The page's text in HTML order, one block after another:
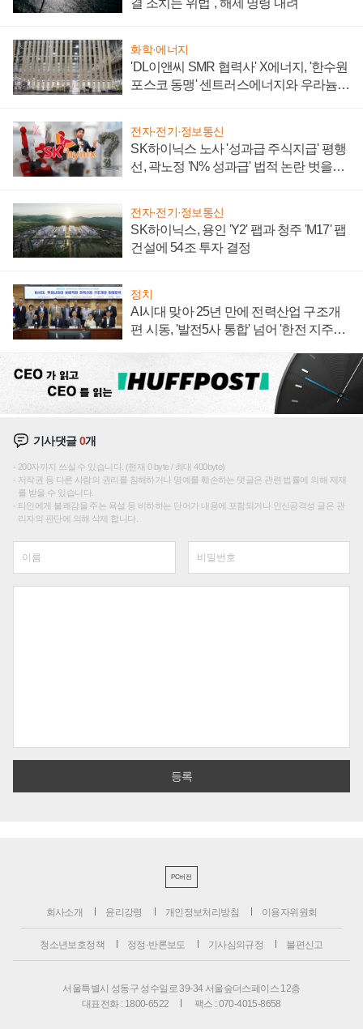
결 조치는 위법", 해제 명령 내려
화학·에너지
'DL이앤씨 SMR 협력사' X에너지, '한수원
포스코 동맹' 센트러스에너지와 우라늄
전자·전기·정보통신
SK하이닉스 노사 '성과급 주식지급' 평행
선, 곽노정 'N% 성과급' 법적 논란 벗을지
전자·전기·정보통신
SK하이닉스, 용인 'Y2' 팹과 청주 'M17' 팹
건설에 54조 투자 결정
정치
AI시대 맞아 25년 만에 전력산업 구조개
편 시동, '발전5사 통합' 넘어 '한전 지주사'
기사댓글0개
200자까지 쓰실 수 있습니다. (현재 0 byte / 최대 400byte)
저작권 등 다른 사람의 권리를 침해하거나 명예를 훼손하는 댓글은 관련 법률에 의해 제재
를 받을 수 있습니다.
타인에게 불쾌감을 주는 욕설 등 비하하는 단어가 내용에 포함되거나 인신공격성 글은 관
리자의 판단에 의해 삭제 합니다.
PC버전
회사소개 윤리강령 개인정보처리방침 이용자위원회
청소년보호정책 정정·반론보도 기사심의규정 불편신고
서울특별시 성동구 성수일로 39-34 서울숲더스페이스 12층
대표전화 : 1800-6522
팩스 : 070-4015-8658